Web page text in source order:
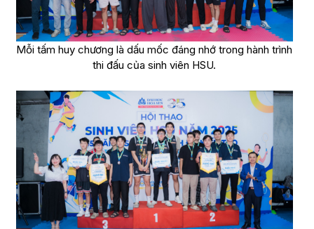
Mỗi tấm huy chương là dấu mốc đáng nhớ trong hành trình
thi đấu của sinh viên HSU.